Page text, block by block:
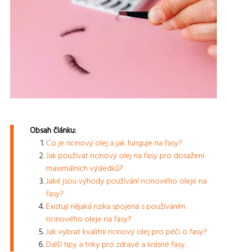
Obsah článku:
Co je ricinový olej a jak funguje na řasy?
Jak používat ricinový olej na řasy pro dosažení
maximálních výsledků?
Jaké jsou výhody používání ricinového oleje na
řasy?
Existují nějaká rizika spojená s používáním
ricinového oleje na řasy?
Jak vybrat kvalitní ricinový olej pro péči o řasy?
Další tipy a triky pro zdravé a krásné řasy.